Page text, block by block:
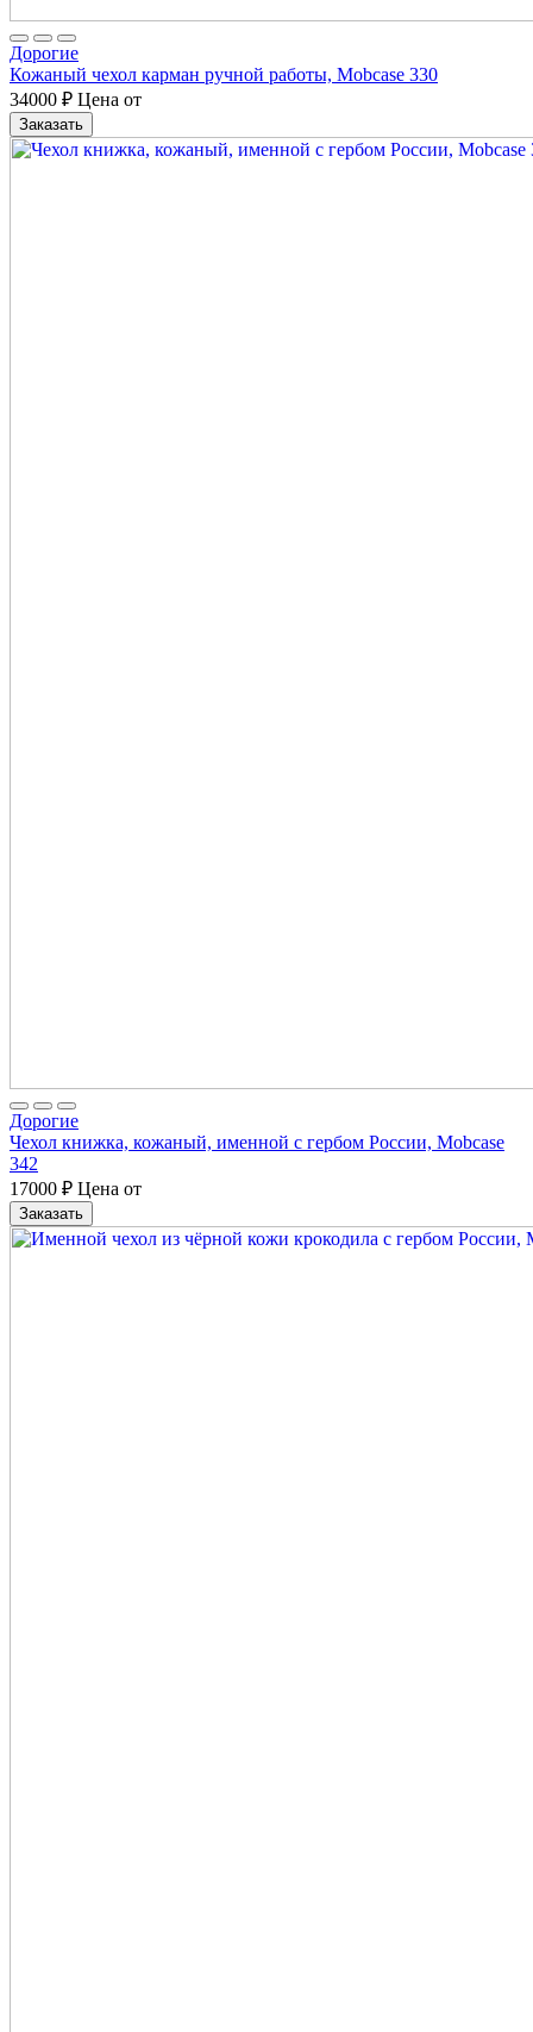
Дорогие
Кожаный чехол карман ручной работы, Mobcase 330
34000 ₽ Цена от
Заказать
Дорогие
Чехол книжка, кожаный, именной с гербом России, Mobcase
342
17000 ₽ Цена от
Заказать